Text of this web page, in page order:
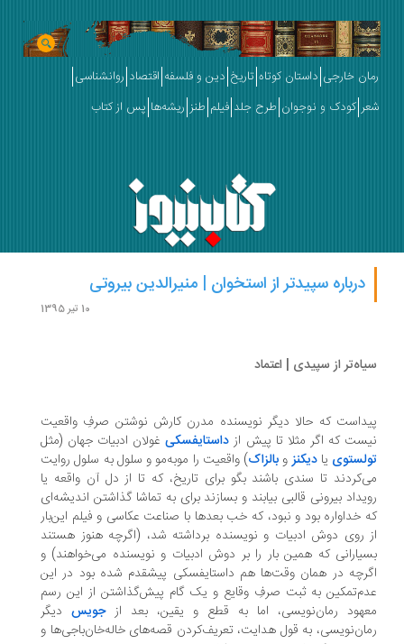
خارجی داستان کوتاه تاریخ دین و فلسفه اقتصاد روانشناسی
کودک و نوجوان طرح جلد فیلم طنز ریشه‌ها پس از کتاب
درباره سپیدتر از استخوان | منیرالدین بیروتی
از سپیدی | اعتماد
که حالا دیگر نویسنده مدرن کارش نوشتن صرفِ واقعیت
که اگر مثلا تا پیش ازداستایفسکیغولان ادبیات جهان (مثل
یادیکنزوبالزاک) واقعیت را موبه‌مو و سلول به سلول روایت
تا سندی باشند بگو برای تاریخ، که تا از دل آن واقعه یا
بیرونی قالبی بیابند و بسازند برای به تماشا گذاشتن اندیشه‌ای
خداواره بود و نبود، که خب بعدها با صناعت عکاسی و فیلم این‌بار
روی دوش ادبیات و نویسنده برداشته شد، (اگرچه هنوز هستند
که همین بار را بر دوش ادبیات و نویسنده می‌خواهند) و
در همان وقت‌ها هم داستایفسکی پیشقدم شده بود در این
به ثبت صرفِ وقایع و یک گام پیش‌گذاشتن از این رسم
رمان‌نویسی، اما به قطع و یقین، بعد ازجویسدیگر
به قول هدایت، تعریف‌کردن قصه‌های خاله‌خان‌باجی‌ها و